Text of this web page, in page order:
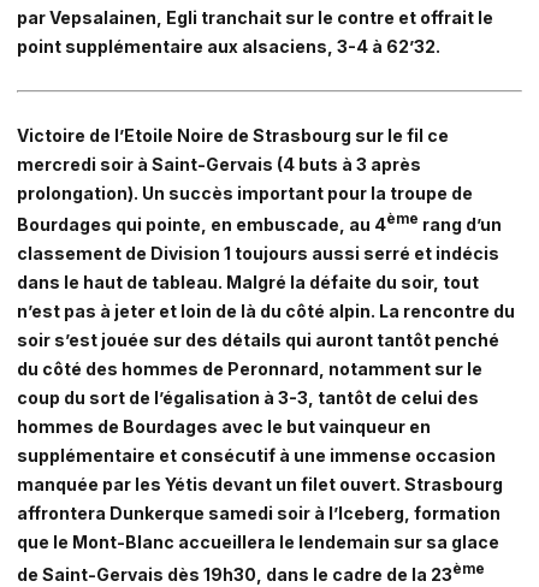
par Vepsalainen, Egli tranchait sur le contre et offrait le
point supplémentaire aux alsaciens, 3-4 à 62’32.
Victoire de l’Etoile Noire de Strasbourg sur le fil ce
mercredi soir à Saint-Gervais (4 buts à 3 après
prolongation). Un succès important pour la troupe de
Bourdages qui pointe, en embuscade, au 4ème rang d’un
classement de Division 1 toujours aussi serré et indécis
dans le haut de tableau. Malgré la défaite du soir, tout
n’est pas à jeter et loin de là du côté alpin. La rencontre du
soir s’est jouée sur des détails qui auront tantôt penché
du côté des hommes de Peronnard, notamment sur le
coup du sort de l’égalisation à 3-3, tantôt de celui des
hommes de Bourdages avec le but vainqueur en
supplémentaire et consécutif à une immense occasion
manquée par les Yétis devant un filet ouvert. Strasbourg
affrontera Dunkerque samedi soir à l’Iceberg, formation
que le Mont-Blanc accueillera le lendemain sur sa glace
de Saint-Gervais dès 19h30, dans le cadre de la 23ème